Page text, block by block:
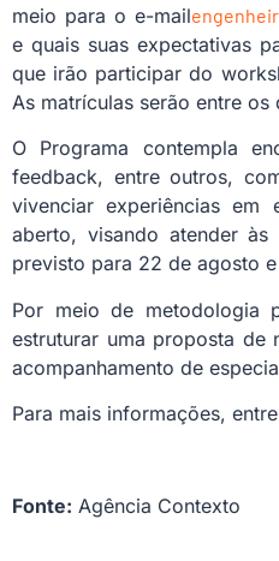
meio para o e-mail
e quais suas expectativas
que irão participar do
As matrículas serão entre
O Programa contempla
feedback, entre outros,
vivenciar experiências
aberto, visando atender
previsto para 22 de agosto
Por meio de metodologia
estruturar uma proposta de
acompanhamento de
Para mais informações,
Fonte: Agência Contexto